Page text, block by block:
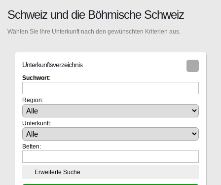
Schweiz und die Böhmische Schweiz
Wählen Sie Ihre Unterkunft nach den gewünschten Kriterien aus.
Unterkunftsverzeichnis
Suchwort:
Region:
Unterkunft:
Betten:
Erweiterte Suche